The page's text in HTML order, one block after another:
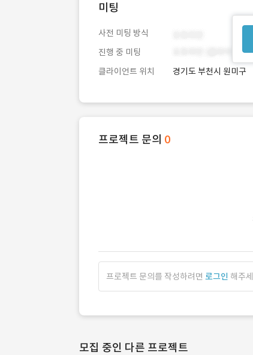
미팅
사전 미팅 방식
진행 중 미팅
클라이언트 위치
경기도 부천시 원미구
프로젝트 문의 0
프로젝트 문의를 작성하려면 로그인 해주
모집 중인 다른 프로젝트